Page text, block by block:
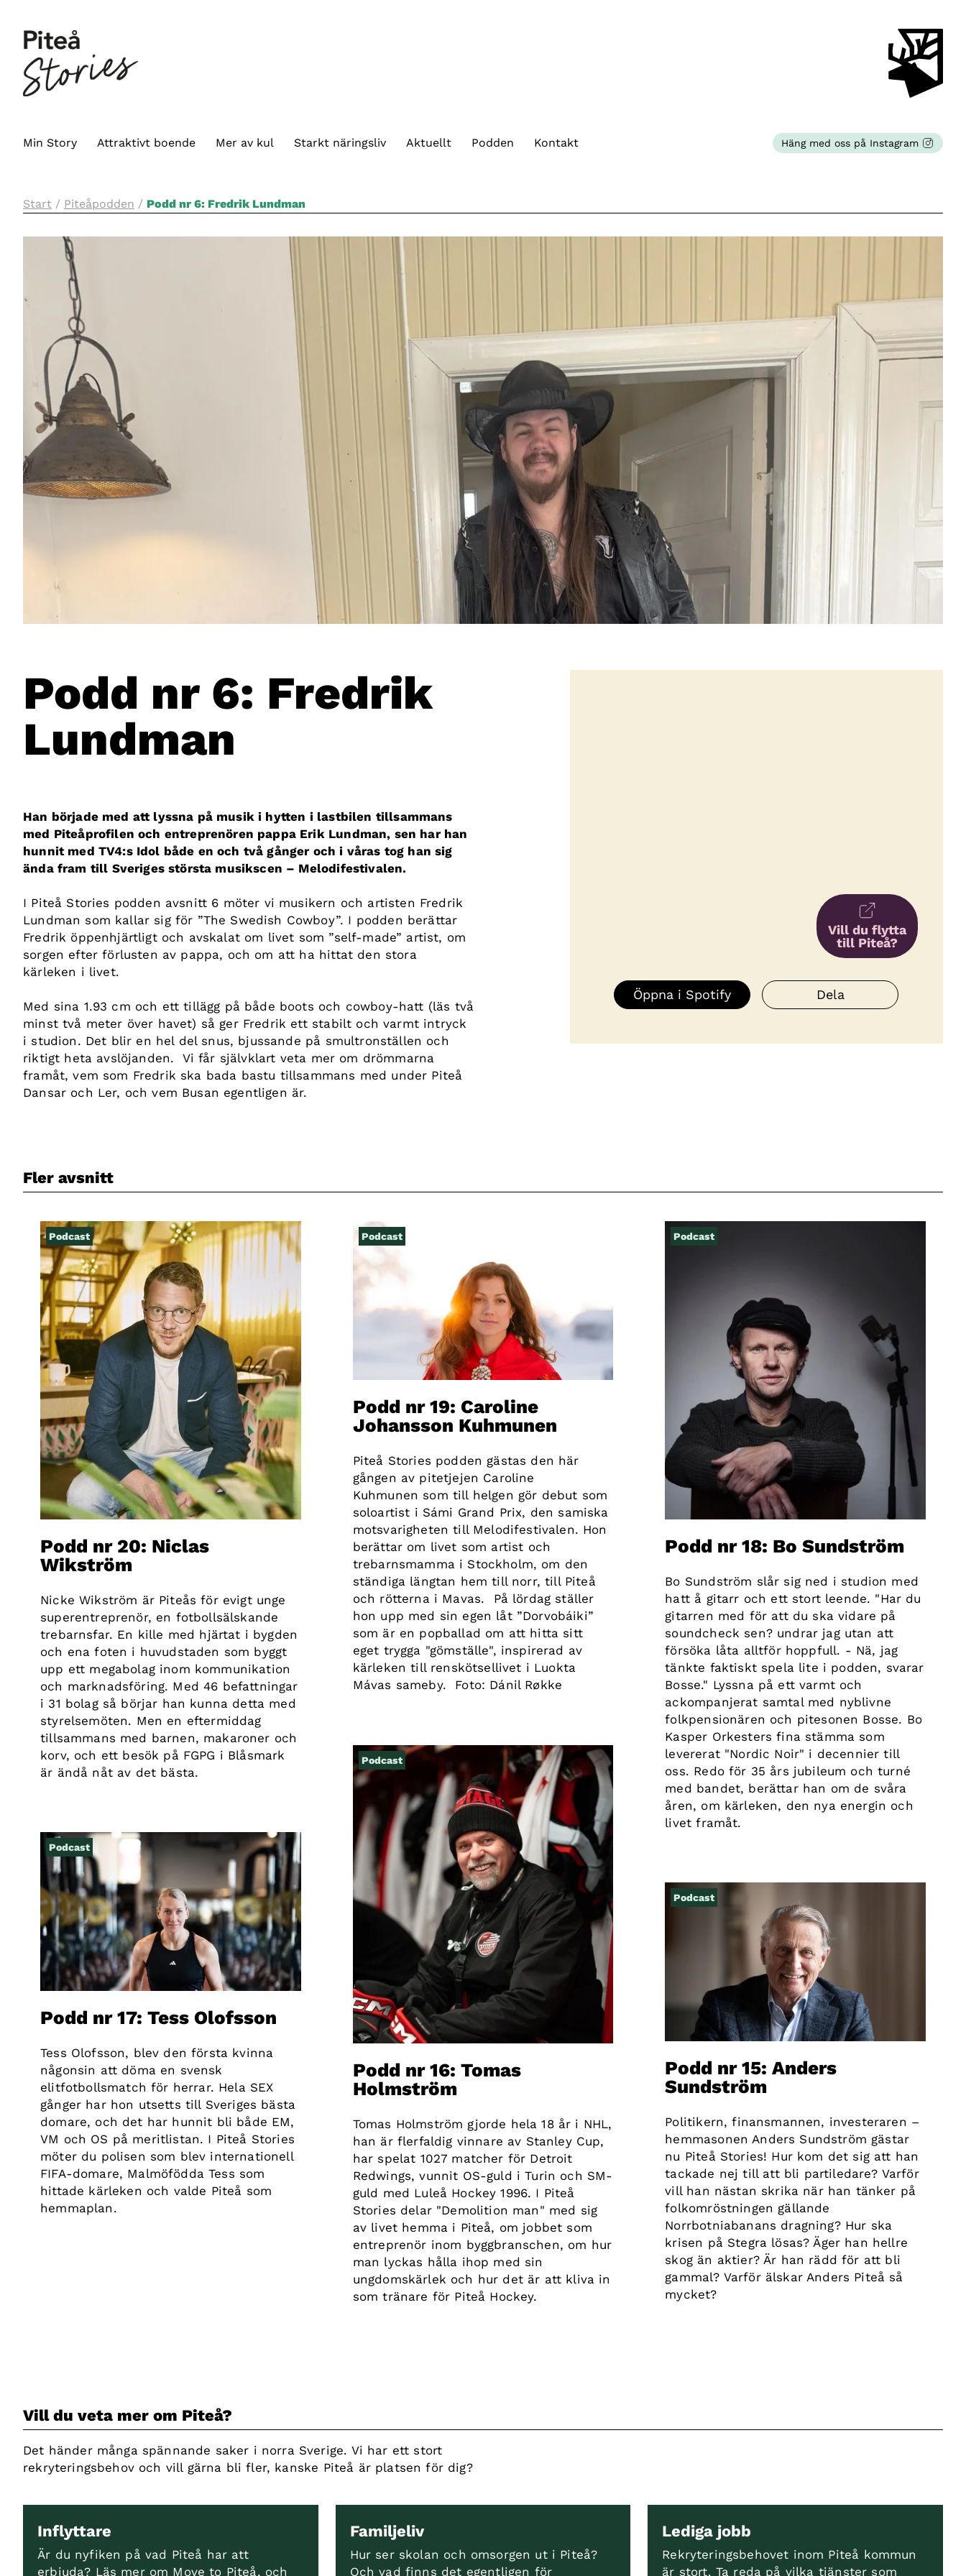
Min Story Attraktivt boende Mer av kul Starkt näringsliv Aktuellt Podden Kontakt Häng med oss på Instagram
Vill du flytta
till Piteå?
Start / Piteåpodden / Podd nr 6: Fredrik Lundman
Podd nr 6: Fredrik
Lundman
Han började med att lyssna på musik i hytten i lastbilen tillsammans
med Piteåprofilen och entreprenören pappa Erik Lundman, sen har han
hunnit med TV4:s Idol både en och två gånger och i våras tog han sig
ända fram till Sveriges största musikscen – Melodifestivalen.
I Piteå Stories podden avsnitt 6 möter vi musikern och artisten Fredrik
Lundman som kallar sig för ”The Swedish Cowboy”. I podden berättar
Fredrik öppenhjärtligt och avskalat om livet som ”self-made” artist, om
sorgen efter förlusten av pappa, och om att ha hittat den stora
kärleken i livet.
Med sina 1.93 cm och ett tillägg på både boots och cowboy-hatt (läs två
minst två meter över havet) så ger Fredrik ett stabilt och varmt intryck
i studion. Det blir en hel del snus, bjussande på smultronställen och
riktigt heta avslöjanden. Vi får självklart veta mer om drömmarna
framåt, vem som Fredrik ska bada bastu tillsammans med under Piteå
Dansar och Ler, och vem Busan egentligen är.
Öppna i Spotify Dela
Fler avsnitt
Podcast
Podd nr 20: Niclas
Wikström
Nicke Wikström är Piteås för evigt unge
superentreprenör, en fotbollsälskande
trebarnsfar. En kille med hjärtat i bygden
och ena foten i huvudstaden som byggt
upp ett megabolag inom kommunikation
och marknadsföring. Med 46 befattningar
i 31 bolag så börjar han kunna detta med
styrelsemöten. Men en eftermiddag
tillsammans med barnen, makaroner och
korv, och ett besök på FGPG i Blåsmark
är ändå nåt av det bästa.
Podcast
Podd nr 19: Caroline
Johansson Kuhmunen
Piteå Stories podden gästas den här
gången av pitetjejen Caroline
Kuhmunen som till helgen gör debut som
soloartist i Sámi Grand Prix, den samiska
motsvarigheten till Melodifestivalen. Hon
berättar om livet som artist och
trebarnsmamma i Stockholm, om den
ständiga längtan hem till norr, till Piteå
och rötterna i Mavas. På lördag ställer
hon upp med sin egen låt ”Dorvobáiki”
som är en popballad om att hitta sitt
eget trygga "gömställe", inspirerad av
kärleken till renskötsellivet i Luokta
Mávas sameby. Foto: Dánil Røkke
Podcast
Podd nr 18: Bo Sundström
Bo Sundström slår sig ned i studion med
hatt å gitarr och ett stort leende. "Har du
gitarren med för att du ska vidare på
soundcheck sen? undrar jag utan att
försöka låta alltför hoppfull. - Nä, jag
tänkte faktiskt spela lite i podden, svarar
Bosse." Lyssna på ett varmt och
ackompanjerat samtal med nyblivne
folkpensionären och pitesonen Bosse. Bo
Kasper Orkesters fina stämma som
levererat "Nordic Noir" i decennier till
oss. Redo för 35 års jubileum och turné
med bandet, berättar han om de svåra
åren, om kärleken, den nya energin och
livet framåt.
Podcast
Podd nr 17: Tess Olofsson
Tess Olofsson, blev den första kvinna
någonsin att döma en svensk
elitfotbollsmatch för herrar. Hela SEX
gånger har hon utsetts till Sveriges bästa
domare, och det har hunnit bli både EM,
VM och OS på meritlistan. I Piteå Stories
möter du polisen som blev internationell
FIFA-domare, Malmöfödda Tess som
hittade kärleken och valde Piteå som
hemmaplan.
Podcast
Podd nr 16: Tomas
Holmström
Tomas Holmström gjorde hela 18 år i NHL,
han är flerfaldig vinnare av Stanley Cup,
har spelat 1027 matcher för Detroit
Redwings, vunnit OS-guld i Turin och SM-
guld med Luleå Hockey 1996. I Piteå
Stories delar "Demolition man" med sig
av livet hemma i Piteå, om jobbet som
entreprenör inom byggbranschen, om hur
man lyckas hålla ihop med sin
ungdomskärlek och hur det är att kliva in
som tränare för Piteå Hockey.
Podcast
Podd nr 15: Anders
Sundström
Politikern, finansmannen, investeraren –
hemmasonen Anders Sundström gästar
nu Piteå Stories! Hur kom det sig att han
tackade nej till att bli partiledare? Varför
vill han nästan skrika när han tänker på
folkomröstningen gällande
Norrbotniabanans dragning? Hur ska
krisen på Stegra lösas? Äger han hellre
skog än aktier? Är han rädd för att bli
gammal? Varför älskar Anders Piteå så
mycket?
Vill du veta mer om Piteå?
Det händer många spännande saker i norra Sverige. Vi har ett stort
rekryteringsbehov och vill gärna bli fler, kanske Piteå är platsen för dig?
Inflyttare
Är du nyfiken på vad Piteå har att
erbjuda? Läs mer om Move to Piteå, och
Familjeliv
Hur ser skolan och omsorgen ut i Piteå?
Och vad finns det egentligen för
Lediga jobb
Rekryteringsbehovet inom Piteå kommun
är stort. Ta reda på vilka tjänster som